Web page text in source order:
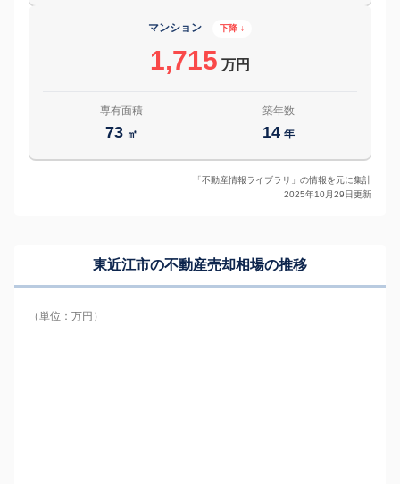
マンション 下降 ↓
1,715 万円
専有面積
73 ㎡
築年数
14 年
「不動産情報ライブラリ」の情報を元に集計
2025年10月29日更新
東近江市の不動産売却相場の推移
（単位：万円）